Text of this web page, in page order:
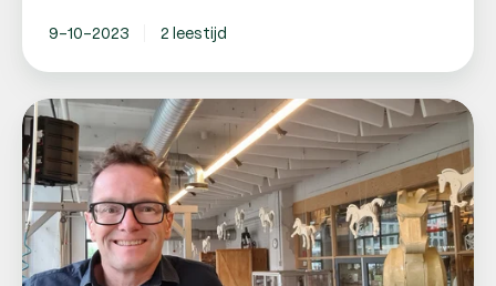
9-10-2023 2 leestijd
Personeelszaken
lastig?
Volgens
De
Ontdekfabriek
makkelijk
Mettom!